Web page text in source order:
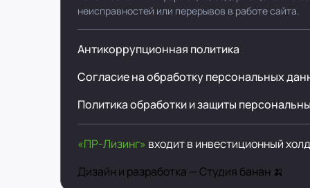
неисправностей или перерывов в работе сайта.
Антикоррупционная политика
Согласие на обработку персональных
Политика обработки и защиты
«ПР-Лизинг» входит в инвестиционный
Дизайн и разработка — Студия банан 🍌